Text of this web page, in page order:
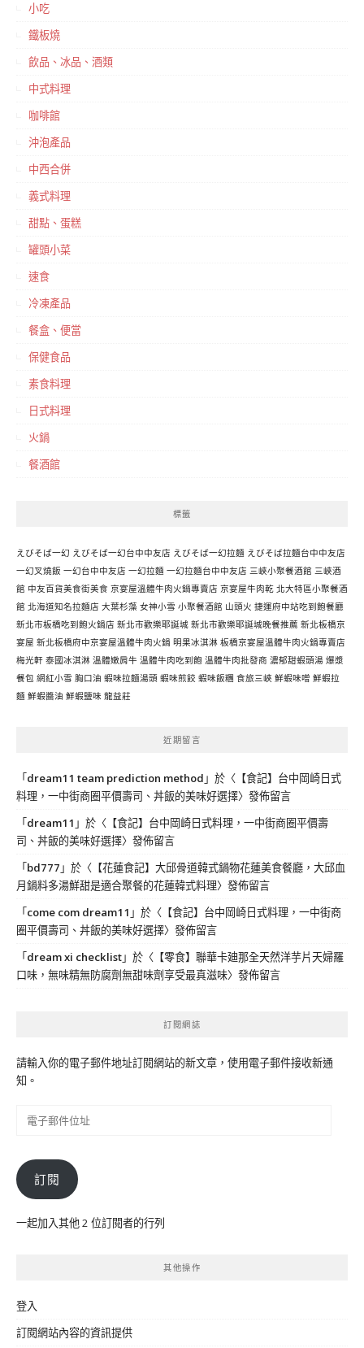
小吃
鐵板燒
飲品、冰品、酒類
中式料理
咖啡館
沖泡產品
中西合併
義式料理
甜點、蛋糕
罐頭小菜
速食
冷凍產品
餐盒、便當
保健食品
素食料理
日式料理
火鍋
餐酒館
標籤
えびそば一幻 えびそば一幻台中中友店 えびそば一幻拉麵 えびそば拉麵台中中友店
一幻叉燒飯 一幻台中中友店 一幻拉麵 一幻拉麵台中中友店 三峽小聚餐酒館 三峽酒
館 中友百貨美食街美食 京宴屋溫體牛肉火鍋專賣店 京宴屋牛肉乾 北大特區小聚餐酒
館 北海道知名拉麵店 大葉杉藻 女神小雪 小聚餐酒館 山頭火 捷運府中站吃到飽餐廳
新北市板橋吃到飽火鍋店 新北市歡樂耶誕城 新北市歡樂耶誕城晚餐推薦 新北板橋京
宴屋 新北板橋府中京宴屋溫體牛肉火鍋 明果冰淇淋 板橋京宴屋溫體牛肉火鍋專賣店
梅光軒 泰國冰淇淋 溫體嫩肩牛 溫體牛肉吃到飽 溫體牛肉批發商 濃郁甜蝦頭湯 爆漿
餐包 網紅小雪 胸口油 蝦味拉麵湯頭 蝦味煎餃 蝦味飯糰 食旅三峽 鮮蝦味噌 鮮蝦拉
麵 鮮蝦醬油 鮮蝦鹽味 龍益莊
近期留言
「dream11 team prediction method 」於〈 【食記】台中岡崎日式
料理，一中街商圈平價壽司、丼飯的美味好選擇〉發佈留言
「dream11 」於〈 【食記】台中岡崎日式料理，一中街商圈平價壽
司、丼飯的美味好選擇〉發佈留言
「bd777 」於〈 【花蓮食記】大邱骨道韓式鍋物花蓮美食餐廳，大邱血
月鍋料多湯鮮甜是適合聚餐的花蓮韓式料理〉發佈留言
「come com dream11 」於〈 【食記】台中岡崎日式料理，一中街商
圈平價壽司、丼飯的美味好選擇〉發佈留言
「dream xi checklist」於〈 【零食】聯華卡廸那全天然洋芋片天婦羅
口味，無味精無防腐劑無甜味劑享受最真滋味〉發佈留言
訂閱網誌
請輸入你的電子郵件地址訂閱網站的新文章，使用電子郵件接收新通
知。
件
位
訂閱
一起加入其他 2 位訂閱者的行列
其他操作
登入
訂閱網站內容的資訊提供